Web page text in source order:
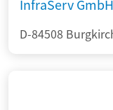
InfraServ
D-84508